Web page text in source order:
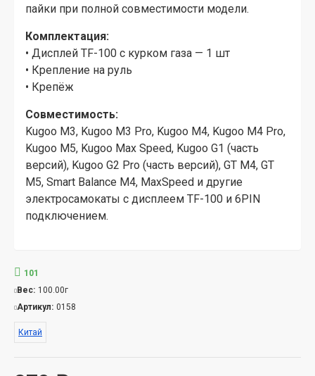
пайки при полной совместимости модели.
Комплектация:
• Дисплей TF-100 с курком газа — 1 шт
• Крепление на руль
• Крепёж
Совместимость:
Kugoo M3, Kugoo M3 Pro, Kugoo M4, Kugoo M4 Pro,
Kugoo M5, Kugoo Max Speed, Kugoo G1 (часть
версий), Kugoo G2 Pro (часть версий), GT M4, GT
M5, Smart Balance M4, MaxSpeed и другие
электросамокаты с дисплеем TF-100 и 6PIN
подключением.
101
Вес: 100.00г
Артикул: 0158
Китай